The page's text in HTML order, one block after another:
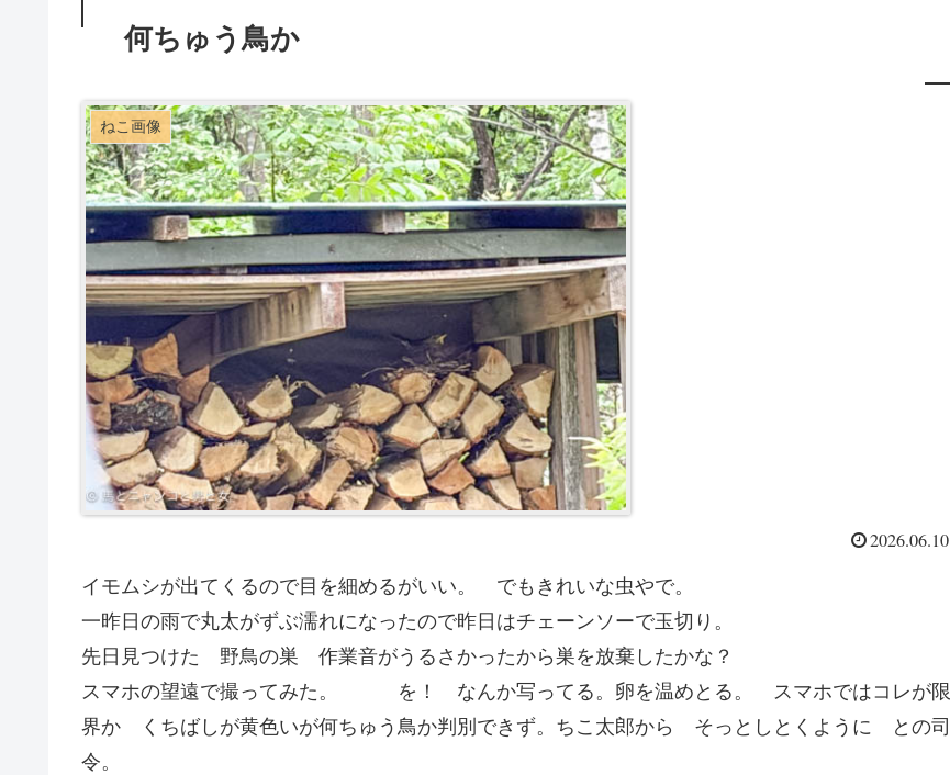
何ちゅう鳥か
ねこ画像
2026.06.10
イモムシが出てくるので目を細めるがいい。 でもきれいな虫やで。
一昨日の雨で丸太がずぶ濡れになったので昨日はチェーンソーで玉切り。
先日見つけた 野鳥の巣 作業音がうるさかったから巣を放棄したかな？
スマホの望遠で撮ってみた。 を！ なんか写ってる。卵を温めとる。 スマホではコレが限
界か くちばしが黄色いが何ちゅう鳥か判別できず。ちこ太郎から そっとしとくように との司
令。